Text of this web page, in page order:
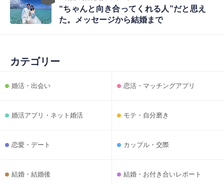
“ちゃんと向き合ってくれる人”だと思え
た。メッセージから結婚まで
カテゴリー
婚活・出会い 恋活・マッチングアプリ
婚活アプリ・ネット婚活 モテ・自分磨き
恋愛・デート カップル・交際
結婚・結婚後 結婚・お付き合いレポート